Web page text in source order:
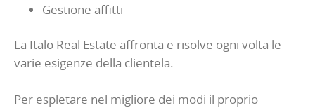
Gestione affitti
La Italo Real Estate affronta e risolve ogni volta le
varie esigenze della clientela.
Per espletare nel migliore dei modi il proprio